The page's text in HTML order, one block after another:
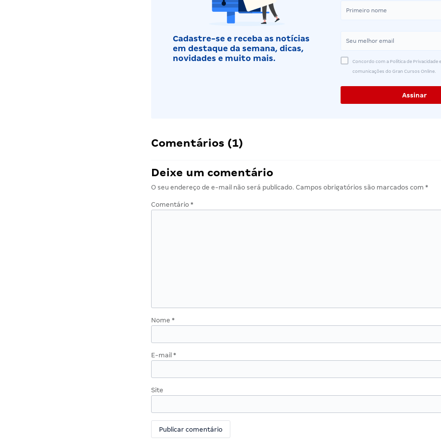
Cadastre-se e receba as notícias
em destaque da semana, dicas,
novidades e muito mais.
Concordo com a Política de Privacidade
comunicações do Gran Cursos Online.
Comentários (1)
Deixe um comentário
O seu endereço de e-mail não será publicado. Campos obrigatórios são marcados com *
Comentário *
Nome *
E-mail *
Site